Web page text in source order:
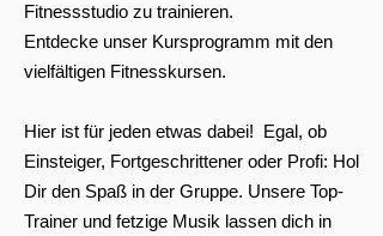
Fitnessstudio zu trainieren.
Entdecke unser Kursprogramm mit den
vielfältigen Fitnesskursen.
Hier ist für jeden etwas dabei! Egal, ob
Einsteiger, Fortgeschrittener oder Profi: Hol
Dir den Spaß in der Gruppe. Unsere Top-
Trainer und fetzige Musik lassen dich in